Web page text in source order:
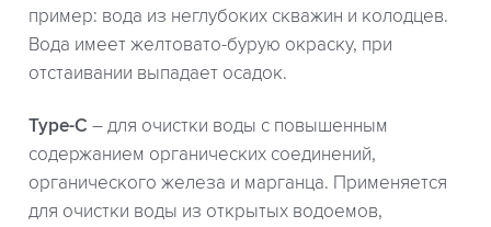
пример: вода из неглубоких скважин и колодцев.
Вода имеет желтовато-бурую окраску, при
отстаивании выпадает осадок.
Type-C – для очистки воды с повышенным
содержанием органических соединений,
органического железа и марганца. Применяется
для очистки воды из открытых водоемов,